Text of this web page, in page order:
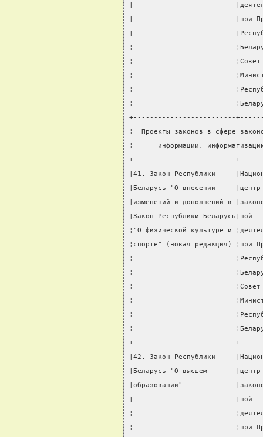
¦
¦                         ¦при
¦
¦
¦
¦
¦
¦
+-------------------------
¦  Проекты законов в сфере
¦      информации,
+-------------------------
¦41. Закон Республики
¦Беларусь "О внесении
¦изменений и дополнений в
¦Закон Республики
¦"О физической культуре и
¦спорте" (новая редакция)
¦
¦
¦
¦
¦
¦
+-------------------------
¦42. Закон Республики
¦Беларусь "О высшем
¦образовании"
¦                         ¦ной
¦
¦                         ¦при